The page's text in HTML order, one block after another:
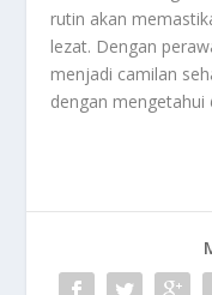
rutin akan
lezat. Dengan
menjadi camilan
dengan mengetahui